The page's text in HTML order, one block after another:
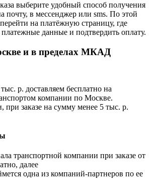
выберите удобный способ получения
почту, в мессенджер или sms. По этой
на платёжную страницу, где
данные и подтвердить оплату.
и в пределах МКАД
р. доставляем бесплатно на
компании по Москве.
при заказе на сумму менее 5 тыс. р.
транспортной компании при заказе от
далее
одна из компаний-партнеров по ее